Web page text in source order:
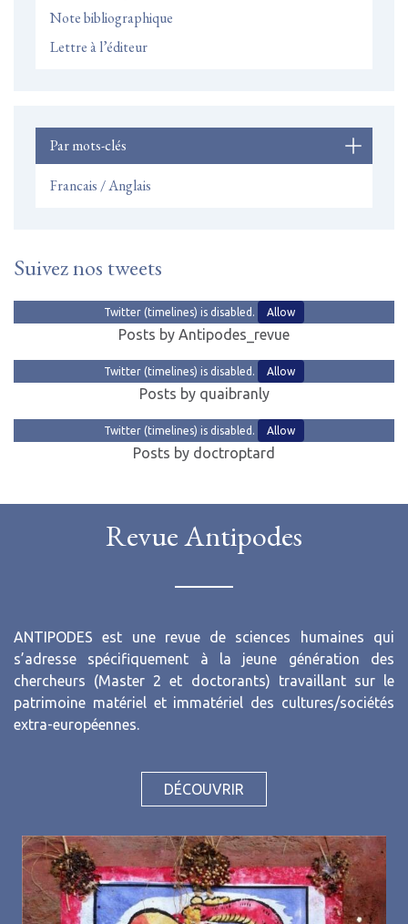
Note bibliographique
Lettre à l’éditeur
Par mots-clés
Francais / Anglais
Suivez nos tweets
Twitter (timelines) is disabled. Allow
Posts by Antipodes_revue
Twitter (timelines) is disabled. Allow
Posts by quaibranly
Twitter (timelines) is disabled. Allow
Posts by doctroptard
Revue Antipodes
ANTIPODES est une revue de sciences humaines qui
s’adresse spécifiquement à la jeune génération des
chercheurs (Master 2 et doctorants) travaillant sur le
patrimoine matériel et immatériel des cultures/sociétés
extra-européennes.
DÉCOUVRIR